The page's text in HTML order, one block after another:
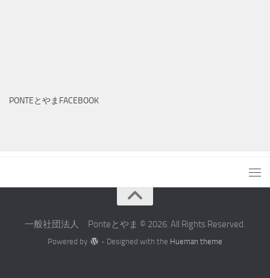
PONTEとやまFACEBOOK
一般社団法人 Ponteとやま © 2026. All Rights Reserved.
Powered by - Designed with the Hueman theme